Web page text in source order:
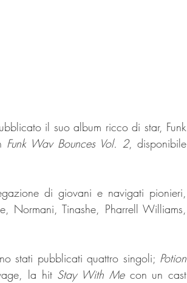
il suo album ricco di star, Funk
Funk Wav Bounces Vol. 2, disponibile
di giovani e navigati pionieri,
Normani, Tinashe, Pharrell Williams,
stati pubblicati quattro singoli; Potion
la hit Stay With Me con un cast